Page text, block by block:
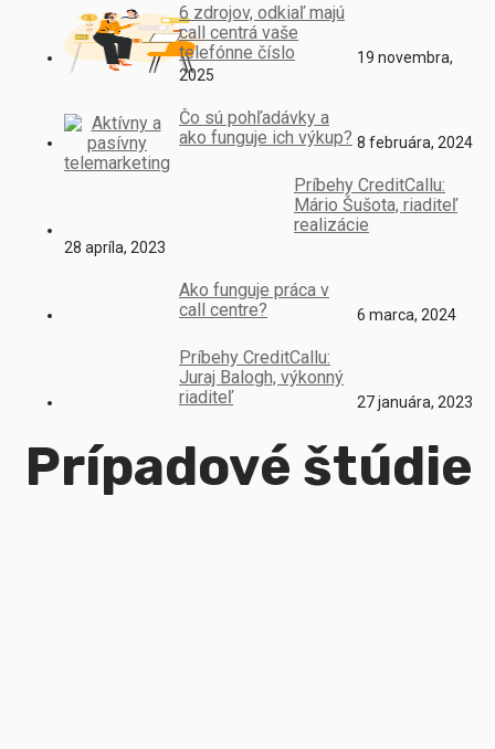
6 zdrojov, odkiaľ majú
call centrá vaše
telefónne číslo
19 novembra,
2025
Čo sú pohľadávky a
ako funguje ich výkup? 8 februára, 2024
Príbehy CreditCallu:
Mário Šušota, riaditeľ
realizácie
28 apríla, 2023
Ako funguje práca v
call centre?
6 marca, 2024
Príbehy CreditCallu:
Juraj Balogh, výkonný
riaditeľ
27 januára, 2023
Prípadové štúdie